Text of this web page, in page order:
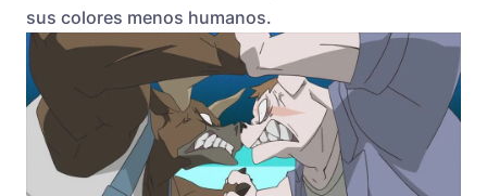
sus colores menos humanos.